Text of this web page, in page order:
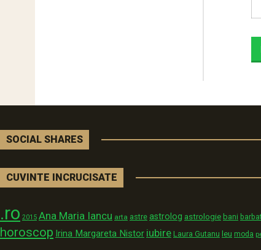
SOCIAL SHARES
CUVINTE INCRUCISATE
.ro 2015 Ana Maria Iancu arta astre astrolog astrologie bani
horoscop Irina Margareta Nistor iubire Laura Gutanu leu moda